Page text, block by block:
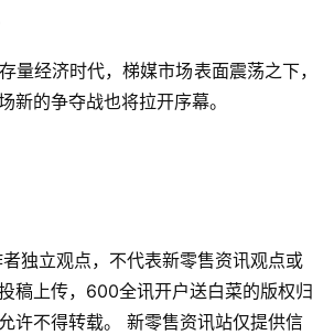
量经济时代，梯媒市场表面震荡之下，
新的争夺战也将拉开序幕。
独立观点，不代表新零售资讯观点或
稿上传，600全讯开户送白菜的版权归
许不得转载。 新零售资讯站仅提供信